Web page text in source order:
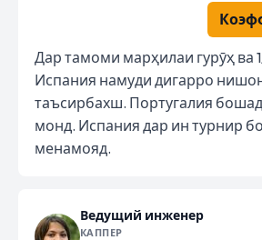
Дар тамоми марҳилаи гурӯҳ ва
Испания намуди дигарро
таъсирбахш. Португалия
монд. Испания дар ин турнир
менамояд.
Ведущий инженер
КАППЕР